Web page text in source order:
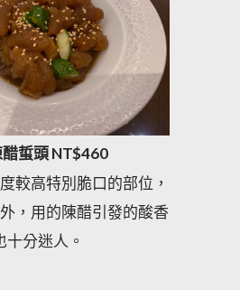
醋蜇頭 NT$460
較高特別脆口的部位，
，用的陳醋引發的酸香
十分迷人。